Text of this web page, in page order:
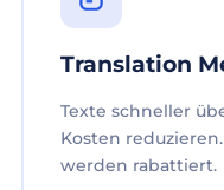
Translation
Texte schneller
Kosten
werden rabattiert.